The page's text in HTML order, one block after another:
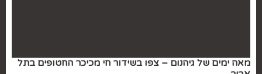
מאה ימים של גיהנום – צפו בשידור חי מכיכר החטופים בתל